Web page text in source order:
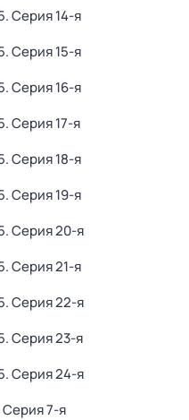
. Серия 14-я
. Серия 15-я
. Серия 16-я
. Серия 17-я
. Серия 18-я
. Серия 19-я
. Серия 20-я
. Серия 21-я
. Серия 22-я
. Серия 23-я
. Серия 24-я
Серия 7-я